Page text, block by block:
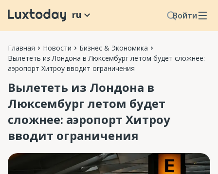
Войти
ru
Главная Новости
Бизнес & Экономика
Вылететь из Лондона в Люксембург летом будет сложнее:
аэропорт Хитроу вводит ограничения
Вылететь из Лондона в
Люксембург летом будет
сложнее: аэропорт Хитроу
вводит ограничения